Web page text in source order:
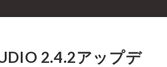
2.4.2アップデ